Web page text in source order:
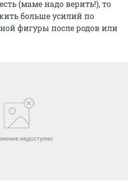
(маме надо верить!), то
больше усилий по
фигуры после родов или